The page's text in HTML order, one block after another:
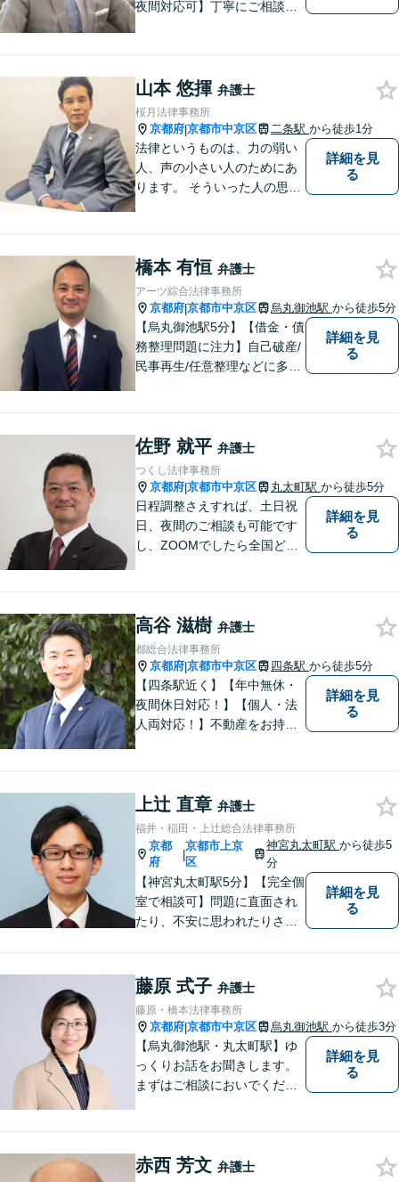
夜間対応可】丁寧にご相談を
格を徹底的に守ります！
山本 悠揮 弁護士
桜月法律事務所
京都府|京都市中京区 二条駅 から徒歩1分
法律というものは、力の弱い
人、声の小さい人のためにあ
ります。 そういった人の思い
目指します。
詳細を見
る
橋本 有恒 弁護士
アーツ綜合法律事務所
京都府|京都市中京区 烏丸御池駅 から徒歩5分
【烏丸御池駅5分】【借金・債
務整理問題に注力】自己破産/
民事再生/任意整理などに多数
トーを胸に、お客様との信頼
関係を大切にした弁護を行い
ます。【初回相談無料】
詳細を見
る
佐野 就平 弁護士
つくし法律事務所
京都府|京都市中京区 丸太町駅 から徒歩5分
日程調整さえすれば、土日祝
日、夜間のご相談も可能です
し、ZOOMでしたら全国どこ
介できます。
詳細を見
る
高谷 滋樹 弁護士
都総合法律事務所
京都府|京都市中京区 四条駅 から徒歩5分
【四条駅近く】【年中無休・
夜間休日対応！】【個人・法
人両対応！】不動産をお持ち
【24時間予約受付】【出張相
談可能】【弁護士保険（特
約）全社対応いたします】
詳細を見
る
上辻 直章 弁護士
福井・稲田・上辻総合法律事務所
京都
府
|
京都市上京
区
神宮丸太町駅から徒歩5
分
【神宮丸太町駅5分】【完全個
室で相談可】問題に直面され
たり、不安に思われたりされ
ちろんのこと、皆様が持たれ
ている不安を少しでも解消し
てまいりたいと考えていま
す。
詳細を見
る
藤原 式子 弁護士
藤原・橋本法律事務所
京都府|京都市中京区 烏丸御池駅 から徒歩3分
【烏丸御池駅・丸太町駅】ゆ
っくりお話をお聞きします。
まずはご相談においでくださ
詳細を見
る
赤西 芳文 弁護士